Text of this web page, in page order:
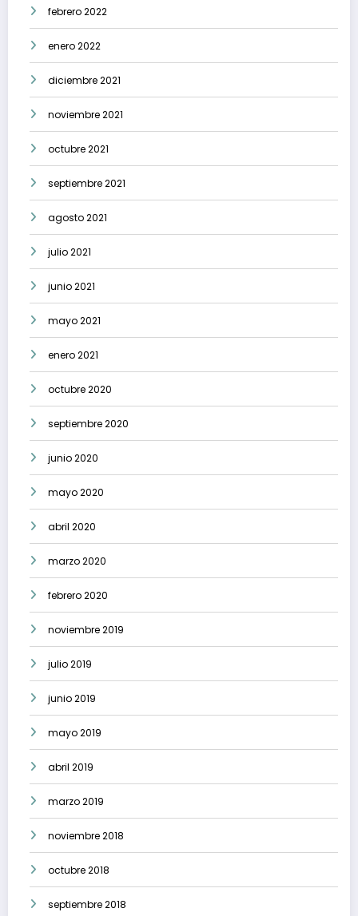
febrero 2022
enero 2022
diciembre 2021
noviembre 2021
octubre 2021
septiembre 2021
agosto 2021
julio 2021
junio 2021
mayo 2021
enero 2021
octubre 2020
septiembre 2020
junio 2020
mayo 2020
abril 2020
marzo 2020
febrero 2020
noviembre 2019
julio 2019
junio 2019
mayo 2019
abril 2019
marzo 2019
noviembre 2018
octubre 2018
septiembre 2018